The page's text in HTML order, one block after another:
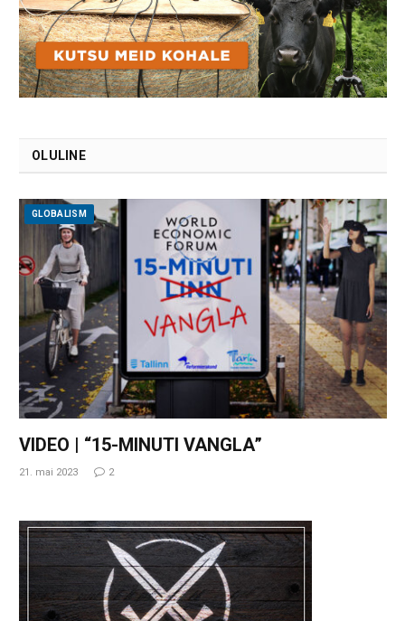
OLULINE
GLOBALISM
VIDEO | “15-MINUTI VANGLA”
21. mai 2023 2